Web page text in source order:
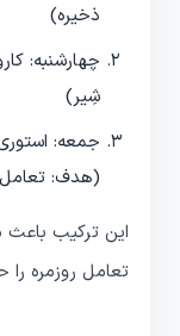
ذخیره)
شِیر)
جمعه:
(هدف:
این ترکیب
تعامل روزمره